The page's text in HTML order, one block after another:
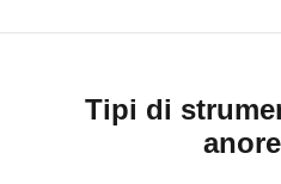
Tipi di